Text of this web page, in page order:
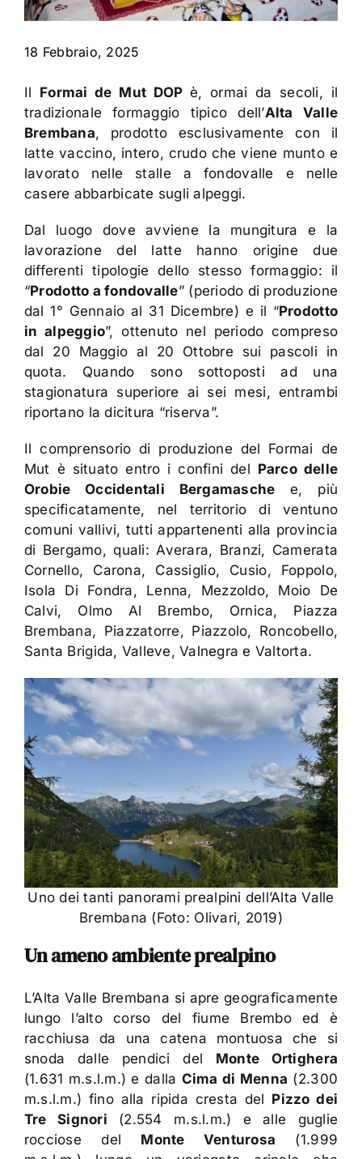
18 Febbraio, 2025
Il Formai de Mut DOPè, ormai da secoli, il
tradizionale formaggio tipico dell’Alta Valle
Brembana, prodotto esclusivamente con il
latte vaccino, intero, crudo che viene munto e
lavorato nelle stalle a fondovalle e nelle
casere abbarbicate sugli alpeggi.
Dal luogo dove avviene la mungitura e la
lavorazione del latte hanno origine due
differenti tipologie dello stesso formaggio: il
“Prodotto a fondovalle” (periodo di produzione
dal 1° Gennaio al 31 Dicembre) e il “Prodotto
in alpeggio”, ottenuto nel periodo compreso
dal 20 Maggio al 20 Ottobre sui pascoli in
quota. Quando sono sottoposti ad una
stagionatura superiore ai sei mesi, entrambi
riportano la dicitura “riserva”.
Il comprensorio di produzione del Formai de
Mut è situato entro i confini del Parco delle
Orobie Occidentali Bergamasche e, più
specificatamente, nel territorio di ventuno
comuni vallivi, tutti appartenenti alla provincia
di Bergamo, quali: Averara, Branzi, Camerata
Cornello, Carona, Cassiglio, Cusio, Foppolo,
Isola Di Fondra, Lenna, Mezzoldo, Moio De
Calvi, Olmo Al Brembo, Ornica, Piazza
Brembana, Piazzatorre, Piazzolo, Roncobello,
Santa Brigida, Valleve, Valnegra e Valtorta.
Uno dei tanti panorami prealpini dell’Alta Valle
Brembana (Foto: Olivari, 2019)
Un ameno ambiente prealpino
L’Alta Valle Brembana si apre geograficamente
lungo l’alto corso del fiume Brembo ed è
racchiusa da una catena montuosa che si
snoda dalle pendici del Monte Ortighera
(1.631 m.s.l.m.) e dalla Cima di Menna (2.300
m.s.l.m.) fino alla ripida cresta del Pizzo dei
Tre Signori (2.554 m.s.l.m.) e alle guglie
rocciose del Monte Venturosa (1.999